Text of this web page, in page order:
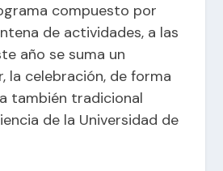
compuesto por
de actividades, a las
año se suma un
la celebración, de forma
también tradicional
de la Universidad de